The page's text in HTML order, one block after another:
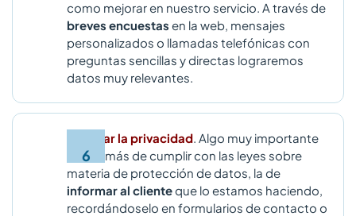
como mejorar en nuestro servicio. A través de
breves encuestas en la web, mensajes
personalizados o llamadas telefónicas con
preguntas sencillas y directas lograremos
datos muy relevantes.
Divulgar la privacidad. Algo muy importante
es además de cumplir con las leyes sobre
materia de protección de datos, la de
informar al clienteque lo estamos haciendo,
recordándoselo en formularios de contacto o